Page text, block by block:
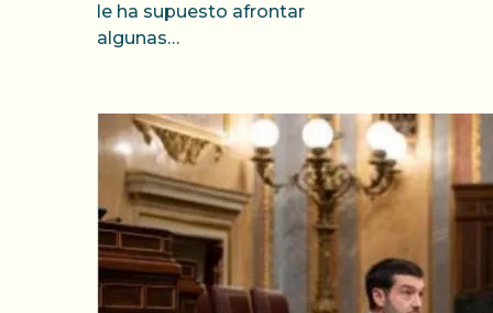
le ha supuesto afrontar
algunas…